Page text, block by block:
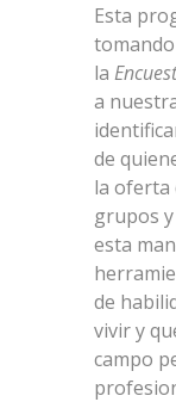
Esta
la
a
de
la oferta
grupos
esta
de
vivir y
campo